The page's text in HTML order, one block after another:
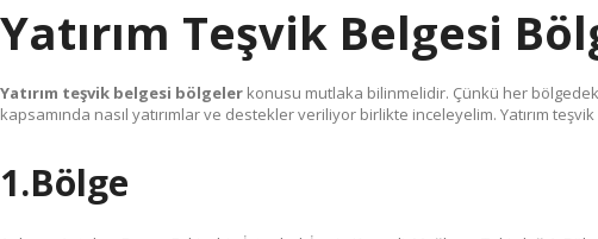
Yatırım Teşvik Belgesi
Yatırım teşvik belgesi bölgeler konusu mutlaka bilinmelidir. Çünkü her bölgedeki
kapsamında nasıl yatırımlar ve destekler veriliyor birlikte inceleyelim. Yatırım
1.Bölge